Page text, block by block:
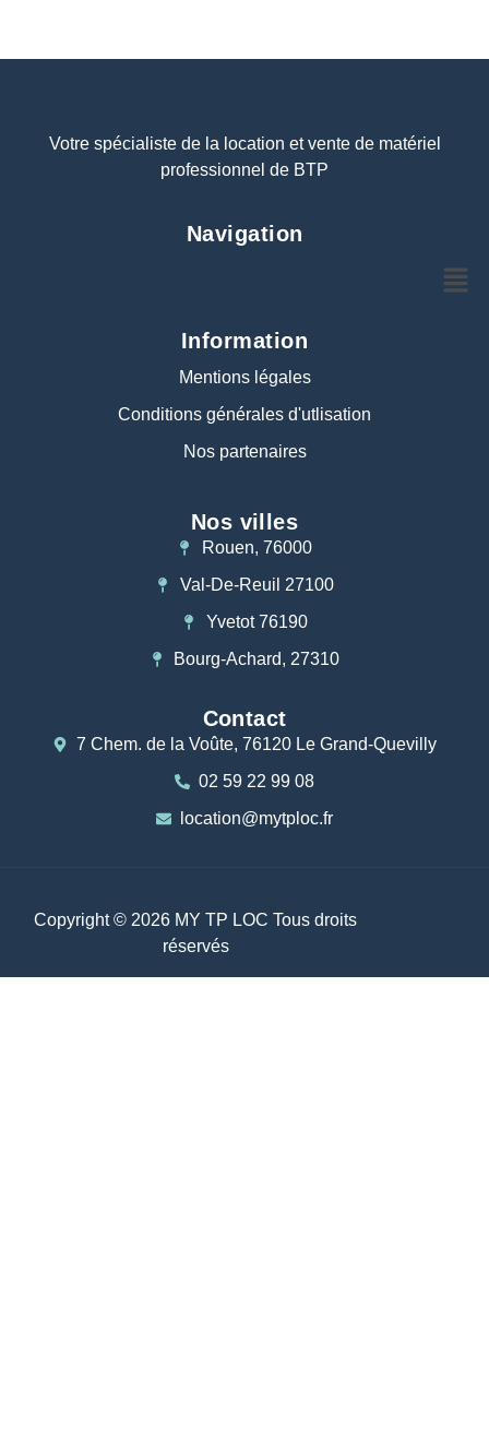
Votre spécialiste de la location et vente de matériel
professionnel de BTP
Navigation
Information
Mentions légales
Conditions générales d'utlisation
Nos partenaires
Nos villes
Rouen, 76000
Val-De-Reuil 27100
Yvetot 76190
Bourg-Achard, 27310
Contact
7 Chem. de la Voûte, 76120 Le Grand-Quevilly
02 59 22 99 08
location@mytploc.fr
Copyright © 2026 MY TP LOC Tous droits
réservés